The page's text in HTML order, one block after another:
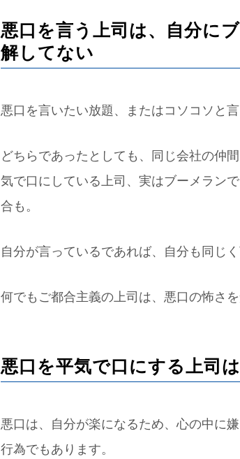
悪口を言う上司は、自分に
解してない
悪口を言いたい放題、またはコソコソと言
どちらであったとしても、同じ会社の仲
気で口にしている上司、実はブーメラン
合も。
自分が言っているであれば、自分も同じ
何でもご都合主義の上司は、悪口の怖さ
悪口を平気で口にする上司
悪口は、自分が楽になるため、心の中に
行為でもあります。